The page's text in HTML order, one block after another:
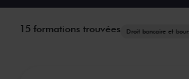
15 formations trouvées Droit bancaire et